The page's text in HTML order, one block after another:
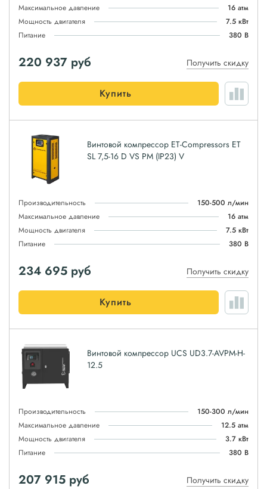
Максимальное давление
16 атм
Мощность двигателя
7.5 кВт
Питание
380 В
220 937 руб Получить скидку
Купить
Винтовой компрессор ET-Compressors ET
SL 7,5-16 D VS PM (IP23) V
Производительность
150-500 л/мин
Максимальное давление
16 атм
Мощность двигателя
7.5 кВт
Питание
380 В
234 695 руб Получить скидку
Купить
Винтовой компрессор UCS UD3.7-AVPM-H-
12.5
Производительность
150-300 л/мин
Максимальное давление
12.5 атм
Мощность двигателя
3.7 кВт
Питание
380 В
207 915 руб Получить скидку